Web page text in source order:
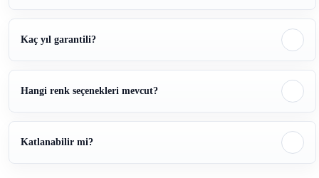
Kaç yıl garantili?
Hangi renk seçenekleri mevcut?
Katlanabilir mi?